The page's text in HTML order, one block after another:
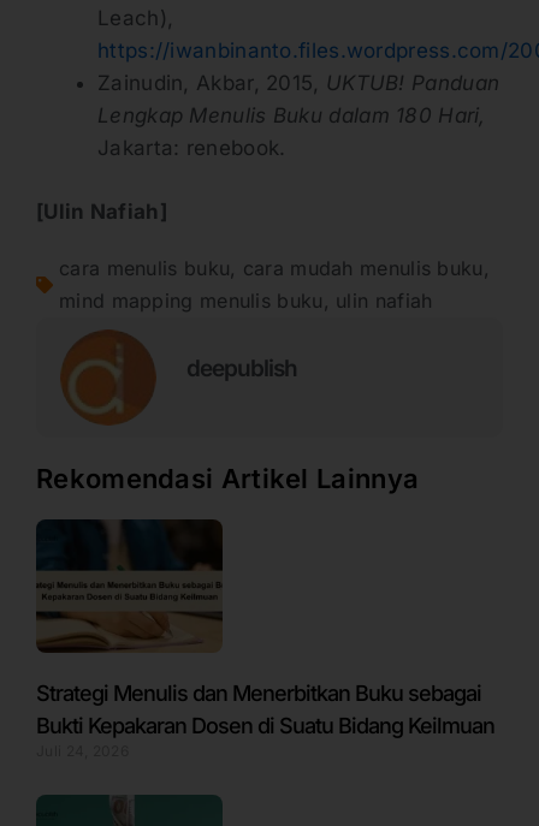
Leach),
https://iwanbinanto.files.wordpress.com/
Zainudin, Akbar, 2015, UKTUB! Panduan
Lengkap Menulis Buku dalam 180 Hari,
Jakarta: renebook.
[Ulin Nafiah]
cara menulis buku cara mudah menulis buku
mind mapping menulis buku
ulin nafiah
deepublish
Rekomendasi Artikel Lainnya
Strategi Menulis dan Menerbitkan Buku sebagai
Bukti Kepakaran Dosen di Suatu Bidang Keilmuan